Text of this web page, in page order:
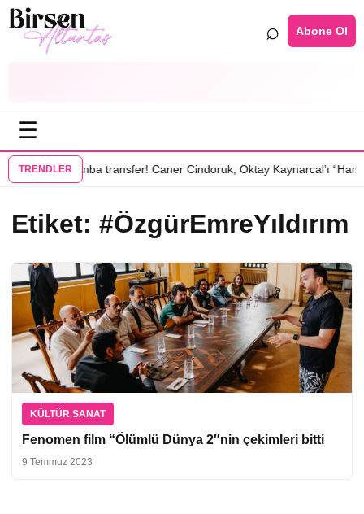
⌕ Abone Ol
☰
TRENDLER
dizisinde•Bomba transfer! Caner Cindoruk, Oktay Kaynarcal’ı
Etiket: #ÖzgürEmreYıldırım
KÜLTÜR SANAT
Fenomen film “Ölümlü Dünya 2″nin çekimleri bitti
9 Temmuz 2023